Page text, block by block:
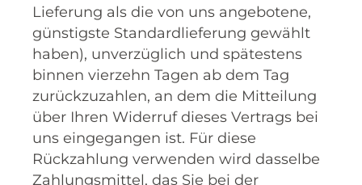
Lieferung als die von uns angebotene,
günstigste Standardlieferung gewählt
haben), unverzüglich und spätestens
binnen vierzehn Tagen ab dem Tag
zurückzuzahlen, an dem die Mitteilung
über Ihren Widerruf dieses Vertrags bei
uns eingegangen ist. Für diese
Rückzahlung verwenden wird dasselbe
Zahlungsmittel, das Sie bei der